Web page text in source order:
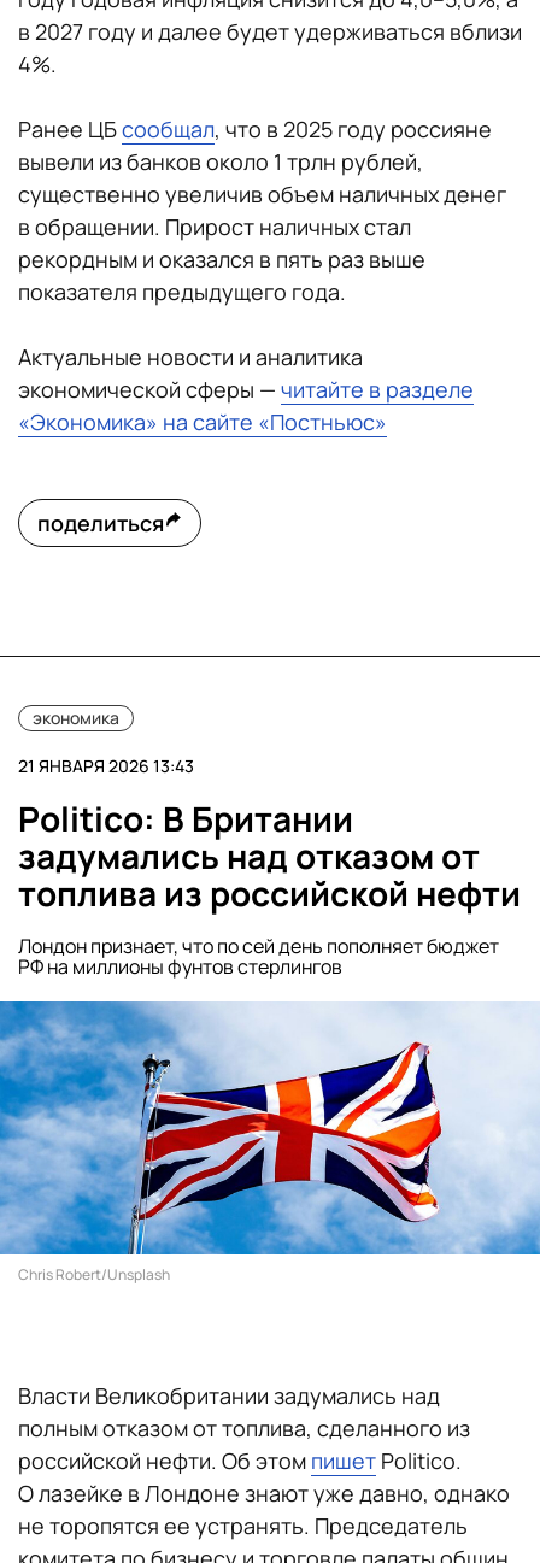
в 2027 году и далее будет удерживаться вблизи
4%.
Ранее ЦБсообщал, что в 2025 году россияне
вывели из банков около 1 трлн рублей,
существенно увеличив объем наличных денег
в обращении. Прирост наличных стал
рекордным и оказался в пять раз выше
показателя предыдущего года.
Актуальные новости и аналитика
экономической сферы — читайте в разделе
«Экономика» на сайте «Постньюс»
поделиться
экономика
21 ЯНВАРЯ 2026 13:43
Politico: В Британии
задумались над отказом от
топлива из российской нефти
Лондон признает, что по сей день пополняет бюджет
РФ на миллионы фунтов стерлингов
Chris Robert/Unsplash
Власти Великобритании задумались над
полным отказом от топлива, сделанного из
российской нефти. Об этом пишет Politico.
О лазейке в Лондоне знают уже давно, однако
не торопятся ее устранять. Председатель